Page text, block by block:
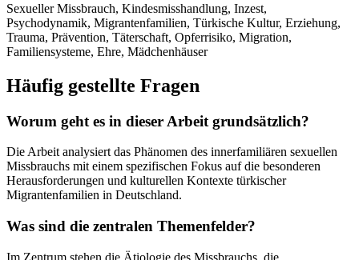
Sexueller Missbrauch, Kindesmisshandlung, Inzest,
Psychodynamik, Migrantenfamilien, Türkische Kultur, Erziehung,
Trauma, Prävention, Täterschaft, Opferrisiko, Migration,
Familiensysteme, Ehre, Mädchenhäuser
Häufig gestellte Fragen
Worum geht es in dieser Arbeit grundsätzlich?
Die Arbeit analysiert das Phänomen des innerfamiliären sexuellen
Missbrauchs mit einem spezifischen Fokus auf die besonderen
Herausforderungen und kulturellen Kontexte türkischer
Migrantenfamilien in Deutschland.
Was sind die zentralen Themenfelder?
Im Zentrum stehen die Ätiologie des Missbrauchs, die